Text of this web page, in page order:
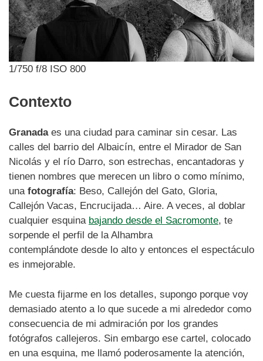
1/750 f/8 ISO 800
Contexto
Granadaes una ciudad para caminar sin cesar. Las
calles del barrio del Albaicín, entre el Mirador de San
Nicolás y el río Darro, son estrechas, encantadoras y
tienen nombres que merecen un libro o como mínimo,
una fotografía: Beso, Callejón del Gato, Gloria,
Callejón Vacas, Encrucijada… Aire. A veces, al doblar
cualquier esquina bajando desde el Sacromonte, te
sorpende el perfil de la Alhambra
contemplándote desde lo alto y entonces el espectáculo
es inmejorable.
Me cuesta fijarme en los detalles, supongo porque voy
demasiado atento a lo que sucede a mi alrededor como
consecuencia de mi admiración por los grandes
fotógrafos callejeros. Sin embargo ese cartel, colocado
en una esquina, me llamó poderosamente la atención,